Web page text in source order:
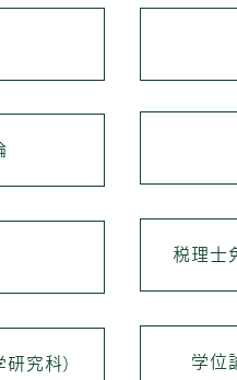
税理士
究科） 学位